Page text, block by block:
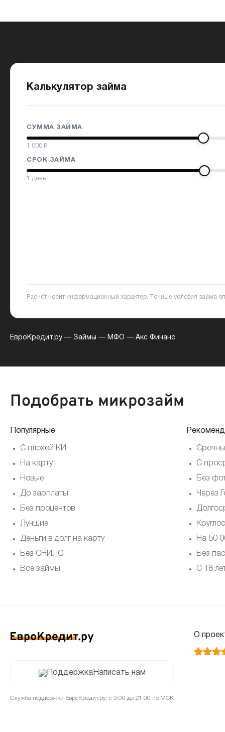
Калькулятор займа
СУММА ЗАЙМА
1 000 ₽
СРОК ЗАЙМА
1 день
Расчёт носит информационный характер. Точные условия займа
ЕвроКредит.ру — Займы — МФО — Акс Финанс
Подобрать микрозайм
Популярные
С плохой КИ
На карту
Новые
До зарплаты
Без процентов
Лучшие
Деньги в долг на карту
Без СНИЛС
Все займы
С
Без
Через
На 50
Без
С 18
Написать нам
Служба поддержки ЕвроКредит.ру: с 9:00 до 21:00 по МСК
О